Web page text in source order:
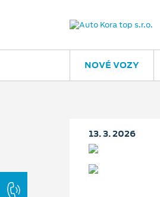
NOVÉ VOZY
13. 3. 2026